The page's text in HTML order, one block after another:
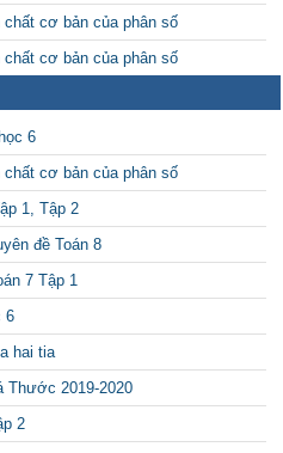
cơ bản của phân số
cơ bản của phân số
6
cơ bản của phân số
1, Tập 2
đề Toán 8
7 Tập 1
6
hai tia
Thước 2019-2020
2